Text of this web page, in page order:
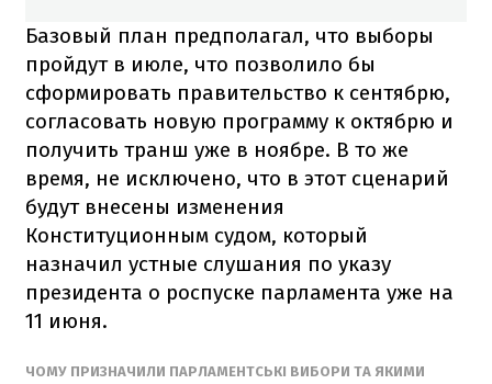
Базовый план предполагал, что выборы
пройдут в июле, что позволило бы
сформировать правительство к сентябрю,
согласовать новую программу к октябрю и
получить транш уже в ноябре. В то же
время, не исключено, что в этот сценарий
будут внесены изменения
Конституционным судом, который
назначил устные слушания по указу
президента о роспуске парламента уже на
11 июня.
ЧОМУ ПРИЗНАЧИЛИ ПАРЛАМЕНТСЬКІ ВИБОРИ ТА ЯКИМИ